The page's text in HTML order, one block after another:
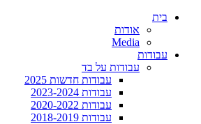
בית
אודות
Media
עבודות
עבודות על בד
עבודות חדשות 2025
עבודות 2023-2024
עבודות 2020-2022
עבודות 2018-2019